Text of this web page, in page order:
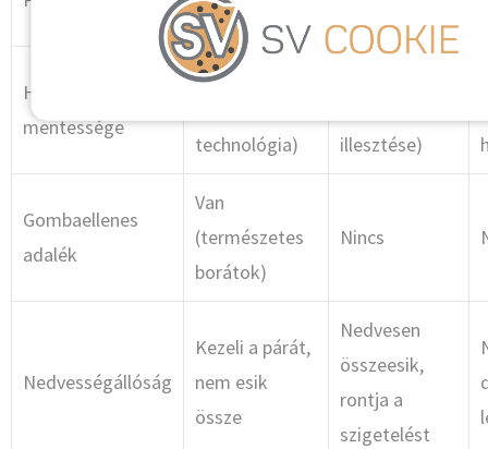
(higroszkópos)
Hőhidak
mentessége
Teljes
technológia)
illesztése)
Gombaellenes
adalék
Van
(természetes
borátok)
Nincs
Nedvességállóság
Kezeli a párát,
nem esik
össze
Nedvesen
összeesik,
rontja a
szigetelést